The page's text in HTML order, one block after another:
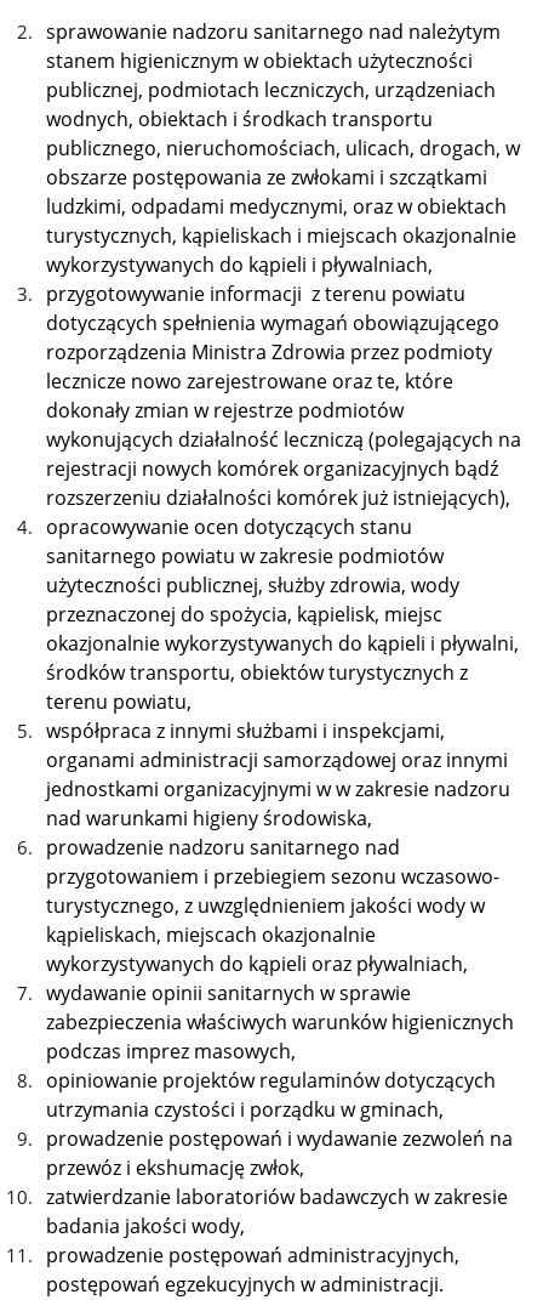
sprawowanie nadzoru sanitarnego nad należytym
stanem higienicznym w obiektach użyteczności
publicznej, podmiotach leczniczych, urządzeniach
wodnych, obiektach i środkach transportu
publicznego, nieruchomościach, ulicach, drogach, w
obszarze postępowania ze zwłokami i szczątkami
ludzkimi, odpadami medycznymi, oraz w obiektach
turystycznych, kąpieliskach i miejscach okazjonalnie
wykorzystywanych do kąpieli i pływalniach,
przygotowywanie informacji z terenu powiatu
dotyczących spełnienia wymagań obowiązującego
rozporządzenia Ministra Zdrowia przez podmioty
lecznicze nowo zarejestrowane oraz te, które
dokonały zmian w rejestrze podmiotów
wykonujących działalność leczniczą (polegających na
rejestracji nowych komórek organizacyjnych bądź
rozszerzeniu działalności komórek już istniejących),
opracowywanie ocen dotyczących stanu
sanitarnego powiatu w zakresie podmiotów
użyteczności publicznej, służby zdrowia, wody
przeznaczonej do spożycia, kąpielisk, miejsc
okazjonalnie wykorzystywanych do kąpieli i pływalni,
środków transportu, obiektów turystycznych z
terenu powiatu,
współpraca z innymi służbami i inspekcjami,
organami administracji samorządowej oraz innymi
jednostkami organizacyjnymi ww zakresie nadzoru
nad warunkami higieny środowiska,
prowadzenie nadzoru sanitarnego nad
przygotowaniem i przebiegiem sezonu wczasowo-
turystycznego, z uwzględnieniem jakości wody w
kąpieliskach, miejscach okazjonalnie
wykorzystywanych do kąpieli oraz pływalniach,
wydawanie opinii sanitarnych w sprawie
zabezpieczenia właściwych warunków higienicznych
podczas imprez masowych,
opiniowanie projektów regulaminów dotyczących
utrzymania czystości i porządku w gminach,
prowadzenie postępowań i wydawanie zezwoleń na
przewóz i ekshumację zwłok,
zatwierdzanie laboratoriów badawczych w zakresie
badania jakości wody,
prowadzenie postępowań administracyjnych,
postępowań egzekucyjnych w administracji.